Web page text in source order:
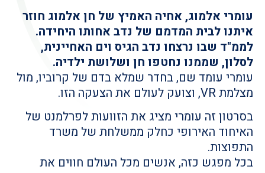
עומרי אלמוג, אחיה האמיץ של חן אלמוג חוזר
איתנו לבית המדמם של נדב אחותו היחידה.
לממ"ד שבו נרצחו נדב הגיס וים האחיינית,
לסלון, שממנו נחטפו חן ושלושת ילדיה.
עומרי עומד שם, בחדר שמלא בדם של קרוביו, מול
מצלמת VR, וצועק לעולם את הצעקה הזו.
בסרטון זה עומרי מציג את הזוועות לפרלמנט של
האיחוד האירופי כחלק ממשלחת של משרד
התפוצות.
בכל מפגש כזה, אנשים מכל העולם חווים את